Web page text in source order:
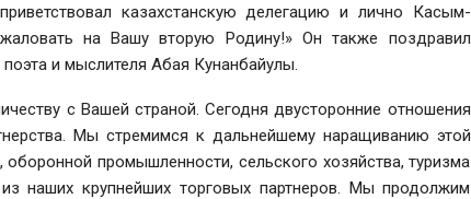
казахстанскую делегацию и лично Касым-
на Вашу вторую Родину!» Он также поздравил
и мыслителя Абая Кунанбайулы.
с Вашей страной. Сегодня двусторонние отношения
Мы стремимся к дальнейшему наращиванию этой
промышленности, сельского хозяйства, туризма
наших крупнейших торговых партнеров. Мы продолжим